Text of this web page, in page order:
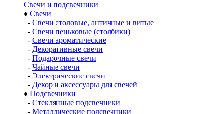
Свечи и подсвечники
♦ Свечи
- Свечи столовые, античные и витые
- Свечи пеньковые (столбики)
- Свечи ароматические
- Декоративные свечи
- Подарочные свечи
- Чайные свечи
- Электрические свечи
- Декор и аксессуары для свечей
♦ Подсвечники
- Стеклянные подсвечники
- Металлические подсвечники